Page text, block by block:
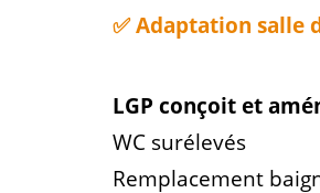
✅Adaptation salle
LGP conçoit et
WC surélevés
Remplacement